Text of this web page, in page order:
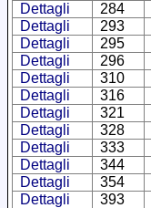
Dettagli
284
Dettagli
293
Dettagli
295
Dettagli
296
Dettagli
310
Dettagli
316
Dettagli
321
Dettagli
328
Dettagli
333
Dettagli
344
Dettagli
354
Dettagli
393